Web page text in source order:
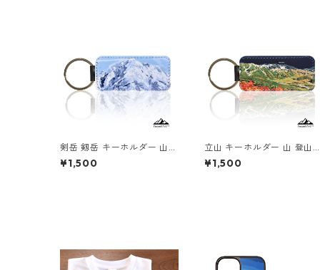
剣岳 剱岳 キーホルダー 山
登山 アウトドア
¥1,500
立山 キーホルダー 山 登山
アウトドア 紅葉
¥1,500